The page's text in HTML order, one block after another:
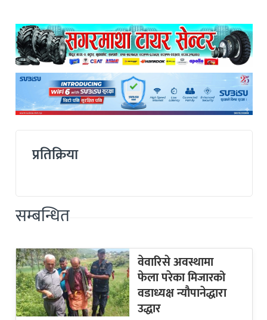
प्रतिक्रिया
सम्बन्धित
वेवारिसे अवस्थामा
फेला परेका मिजारको
वडाध्यक्ष न्यौपानेद्धारा
उद्धार